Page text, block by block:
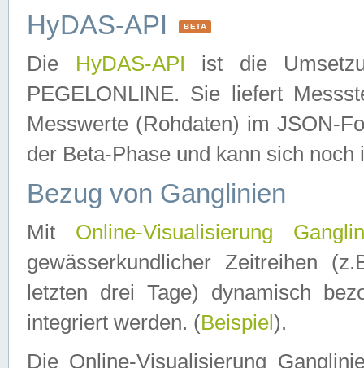
HyDAS-API BETA
Die HyDAS-API ist die
PEGELONLINE. Sie liefert
Messwerte (Rohdaten) im JSON-
der Beta-Phase und kann sich noch
Bezug von Ganglinien
Mit Online-Visualisierung
gewässerkundlicher Zeitreihen
letzten drei Tage) dynamisch
integriert werden. (Beispiel ).
Die Online-Visualisierung